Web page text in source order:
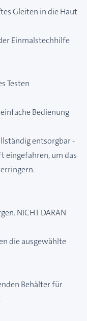
Gleiten in die Haut
Einmalstechhilfe
Testen
Bedienung
entsorgbar -
eingefahren, um das
NICHT DARAN
die ausgewählte
Behälter für